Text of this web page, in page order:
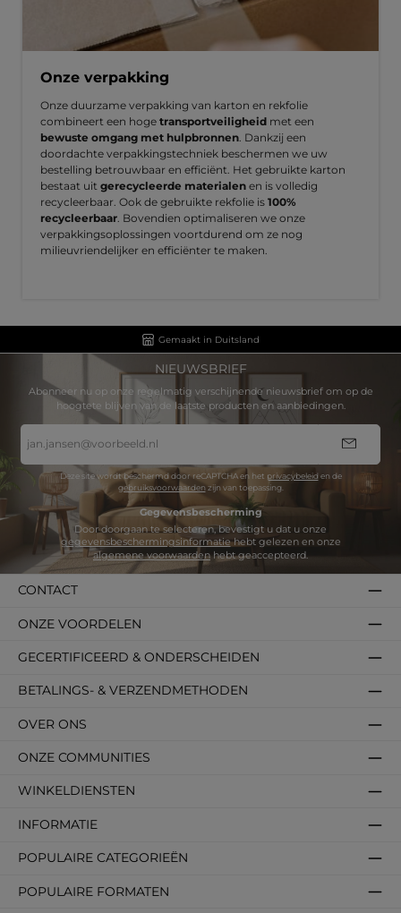
Onze verpakking
Onze duurzame verpakking van karton en rekfolie
combineert een hoge transportveiligheid met een
bewuste omgang met hulpbronnen . Dankzij een
doordachte verpakkingstechniek beschermen we uw
bestelling betrouwbaar en efficiënt. Het gebruikte karton
bestaat uit gerecycleerde materialen en is volledig
recycleerbaar. Ook de gebruikte rekfolie is 100%
recycleerbaar . Bovendien optimaliseren we onze
verpakkingsoplossingen voortdurend om ze nog
milieuvriendelijker en efficiënter te maken.
Gemaakt in Duitsland
NIEUWSBRIEF
Abonneer nu op onze regelmatig verschijnende nieuwsbrief om op de
hoogtete blijven van de laatste producten en aanbiedingen.
mailadres
*
Deze site wordt beschermd door reCAPTCHA en het privacybeleid en de
gebruiksvoorwaardenzijn van toepassing.
Gegevensbescherming
gegevensbeschermingsinformatie
algemene voorwaardenhebt geaccepteerd.
CONTACT
WINKELDIENSTEN
INFORMATIE
POPULAIRE CATEGORIEËN
POPULAIRE FORMATEN
BETALINGS- & VERZENDMETHODEN
OVER ONS
GECERTIFICEERD & ONDERSCHEIDEN
ONZE VOORDELEN
ONZE COMMUNITIES